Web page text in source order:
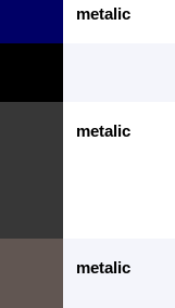
metalic
metalic
metalic